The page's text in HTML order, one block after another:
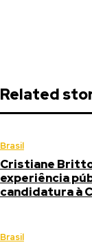
Related
Brasil
Cristiane
experiência
candidatura à
Brasil